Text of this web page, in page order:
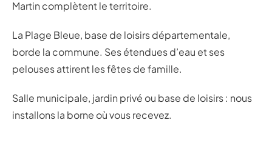
Martin complètent le territoire.
La Plage Bleue, base de loisirs départementale,
borde la commune. Ses étendues d’eau et ses
pelouses attirent les fêtes de famille.
Salle municipale, jardin privé ou base de loisirs : nous
installons la borne où vous recevez.